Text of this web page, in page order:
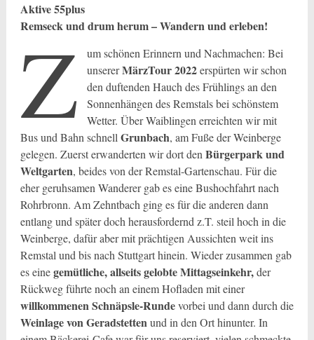
Aktive 55plus
Remseck und drum herum – Wandern und erleben!
Z
um schönen Erinnern und Nachmachen: Bei
unsererMärzTour 2022erspürten wir schon
den duftenden Hauch des Frühlings an den
Sonnenhängen des Remstals bei schönstem
Wetter. Über Waiblingen erreichten wir mit
Bus und Bahn schnell Grunbach, am Fuße der Weinberge
gelegen. Zuerst erwanderten wir dort den Bürgerpark und
Weltgarten, beides von der Remstal-Gartenschau. Für die
eher geruhsamen Wanderer gab es eine Bushochfahrt nach
Rohrbronn. Am Zehntbach ging es für die anderen dann
entlang und später doch herausfordernd z.T. steil hoch in die
Weinberge, dafür aber mit prächtigen Aussichten weit ins
Remstal und bis nach Stuttgart hinein. Wieder zusammen gab
es einegemütliche, allseits gelobte Mittagseinkehr,der
Rückweg führte noch an einem Hofladen mit einer
willkommenen Schnäpsle-Rundevorbei und dann durch die
Weinlage von Geradstettenund in den Ort hinunter. In